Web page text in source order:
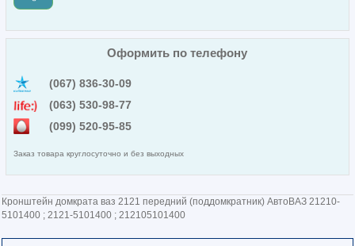
Оформить по телефону
(067) 836-30-09
(063) 530-98-77
(099) 520-95-85
Заказ товара круглосуточно и без выходных
Кронштейн домкрата ваз 2121 передний (поддомкратник) АвтоВАЗ 21210-
5101400 ; 2121-5101400 ; 212105101400